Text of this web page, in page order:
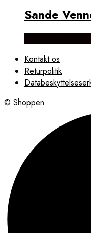
Sande
Kontakt os
Returpolitik
© Shoppen